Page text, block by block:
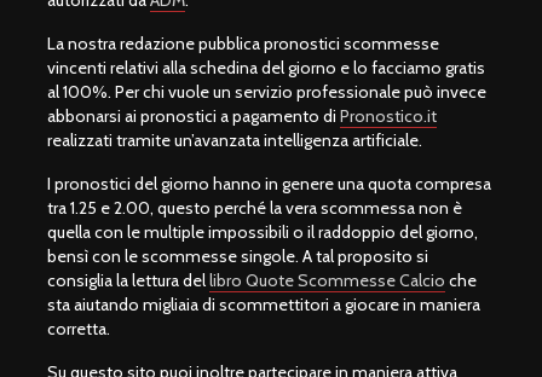
La nostra redazione pubblica pronostici scommesse
vincenti relativi alla schedina del giorno e lo facciamo gratis
al 100%. Per chi vuole un servizio professionale può invece
abbonarsi ai pronostici a pagamento di Pronostico.it
realizzati tramite un’avanzata intelligenza artificiale.
I pronostici del giorno hanno in genere una quota compresa
tra 1.25 e 2.00, questo perché la vera scommessa non è
quella con le multiple impossibili o il raddoppio del giorno,
bensì con le scommesse singole. A tal proposito si
consiglia la lettura dellibro Quote Scommesse Calcio che
sta aiutando migliaia di scommettitori a giocare in maniera
corretta.
Su questo sito puoi inoltre partecipare in maniera attiva